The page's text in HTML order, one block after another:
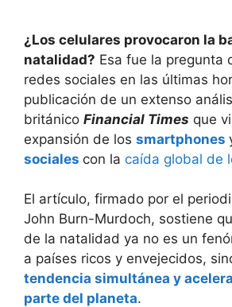
¿Los celulares provocaron la
natalidad? Esa fue la pregunta
redes sociales en las últimas
publicación de un extenso
británico Financial Times que
expansión de los smartphones
sociales con la caída global de
El artículo, firmado por el
John Burn-Murdoch, sostiene
de la natalidad ya no es un
a países ricos y envejecidos,
tendencia simultánea y
parte del planeta.